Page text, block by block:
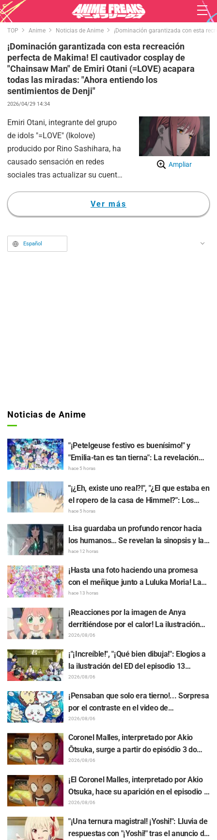
TOP Anime Noticias de Anime ¡Dominación garantizada con esta
¡Dominación garantizada con esta recreación
perfecta de Makima! El cautivador cosplay de
"Chainsaw Man" de Emiri Otani (=LOVE) acapara
todas las miradas: "Ahora entiendo los
sentimientos de Denji"
2026/04/29 14:34
Ampliar
Emiri Otani, integrante del grupo
de idols "=LOVE" (Ikolove)
producido por Rino Sashihara, ha
causado sensación en redes
sociales tras actualizar su cuenta
cosplay de Makima (voz de
Tomori Kusunoki), personaje de la
Ver más
Español
Noticias de Anime
"¡Petelgeuse festivo es buenísimo!" y
"Emilia-tan es tan tierna": La revelación
del arte visual del evento del 10.º
Life in Another World-" genera gran
entusiasmo
hace 5 horas
"¡¿Eh, existe uno real?!", "¿El que estaba en
el ropero de la casa de Himmel?": Los
fans quedan perplejos ante la revelación
del "Cuerno del Dragón Oscuro" que
apareció en el episodio 1 de "Frieren: Más
allá del final del viaje"
hace 5 horas
Lisa guardaba un profundo rencor hacia
los humanos… Se revelan la sinopsis y las
primeras imágenes del episodio 6 del
anime “Goodbye, Lara”
hace 12 horas
¡Hasta una foto haciendo una promesa
con el meñique junto a Luluka Moria! La
publicación de Nao Tōyama, la actriz de
voz de "Star Detective Precure!", al asistir
al Dream Stage genera repercusión con
comentarios como "¡Es una doble Arcana!"
hace 13 horas
¡Reacciones por la imagen de Anya
derritiéndose por el calor! La ilustración
promocional de "SPY x FAMILY" provoca
comentarios como: "Anya se está
derritiendo"
2026/08/06
¡"¡Increíble!", "¡Qué bien dibuja!": Elogios a
la ilustración del ED del episodio 13
realizada por Asaki Yuikawa, actriz de voz
del protagonista de "The Elusive Samurai"
2026/08/06
¡Pensaban que solo era tierno!... Sorpresa
por el contraste en el video de
preparación previa al estreno de la
película de "Chiikawa": "Es más crudo de
lo imaginado", "Hablan puro de trabajo"
2026/08/06
Coronel Malles, interpretado por Akio
Ōtsuka, surge a partir do episódio 3 do
anime de TV "The Ghost in the Shell"!
Comentário do elenco e arte final são
revelados
2026/08/06
¡El Coronel Malles, interpretado por Akio
Otsuka, hace su aparición en el episodio 3
del anime de TV "The Ghost in the Shell"!
Revelan comentarios del elenco y la
tarjeta final (endcard)
2026/08/06
"¡Una ternura magistral! ¡Yoshi!": Lluvia de
respuestas con "¡Yoshi!" tras el anuncio de